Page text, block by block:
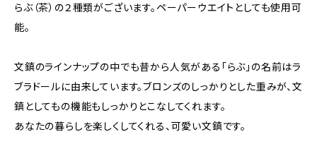
らぶ（茶）の２種類がございます。ペーパーウエイトとしても使用可
能。
文鎮のラインナップの中でも昔から人気がある「らぶ」の名前はラ
ブラドールに由来しています。ブロンズのしっかりとした重みが、文
鎮としてもの機能もしっかりとこなしてくれます。
あなたの暮らしを楽しくしてくれる、可愛い文鎮です。